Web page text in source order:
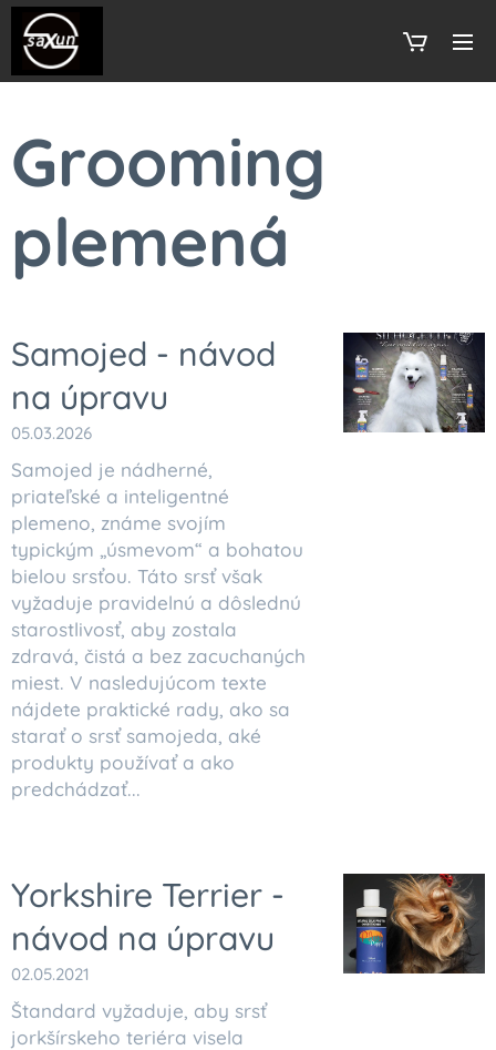
Grooming
plemená
Samojed - návod
na úpravu
05.03.2026
Samojed je nádherné,
priateľské a inteligentné
plemeno, známe svojím
typickým „úsmevom“ a bohatou
bielou srsťou. Táto srsť však
vyžaduje pravidelnú a dôslednú
starostlivosť, aby zostala
zdravá, čistá a bez zacuchaných
miest. V nasledujúcom texte
nájdete praktické rady, ako sa
starať o srsť samojeda, aké
produkty používať a ako
predchádzať...
Yorkshire Terrier -
návod na úpravu
02.05.2021
Štandard vyžaduje, aby srsť
jorkšírskeho teriéra visela